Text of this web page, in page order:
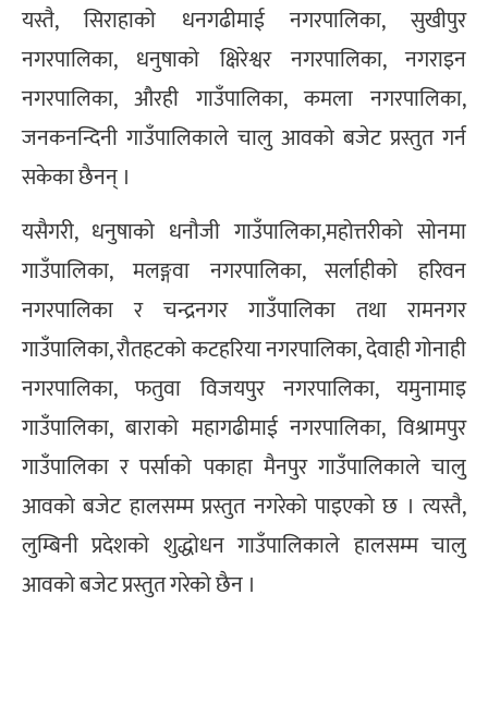
यस्तै, सिराहाको धनगढीमाई नगरपालिका, सुखीपुर
नगरपालिका, धनुषाको क्षिरेश्वर नगरपालिका, नगराइन
नगरपालिका, औरही गाउँपालिका, कमला नगरपालिका,
जनकनन्दिनी गाउँपालिकाले चालु आवको बजेट प्रस्तुत गर्न
सकेका छैनन् ।
यसैगरी, धनुषाको धनौजी गाउँपालिका,महोत्तरीको सोनमा
गाउँपालिका, मलङ्गवा नगरपालिका, सर्लाहीको हरिवन
नगरपालिका र चन्द्रनगर गाउँपालिका तथा रामनगर
गाउँपालिका, रौतहटको कटहरिया नगरपालिका, देवाही गोनाही
नगरपालिका, फतुवा विजयपुर नगरपालिका, यमुनामाइ
गाउँपालिका, बाराको महागढीमाई नगरपालिका, विश्रामपुर
गाउँपालिका र पर्साको पकाहा मैनपुर गाउँपालिकाले चालु
आवको बजेट हालसम्म प्रस्तुत नगरेको पाइएको छ । त्यस्तै,
लुम्बिनी प्रदेशको शुद्धोधन गाउँपालिकाले हालसम्म चालु
आवको बजेट प्रस्तुत गरेको छैन ।